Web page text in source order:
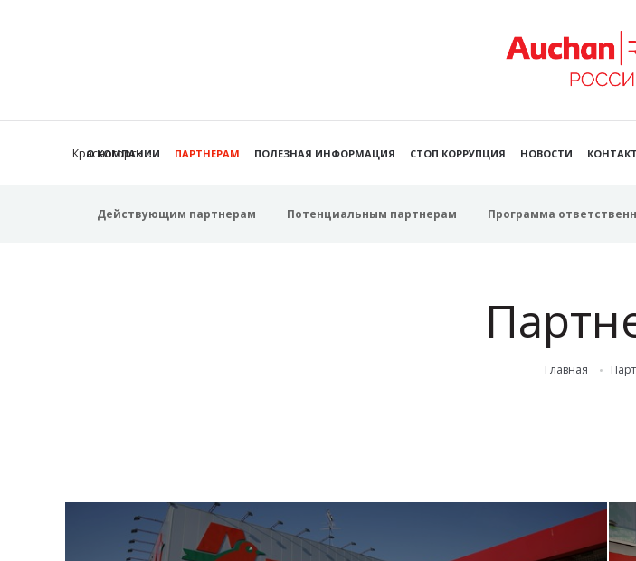
Красногорск
О КОМПАНИИ ПАРТНЕРАМ ПОЛЕЗНАЯ ИНФОРМАЦИЯ СТОП КОРРУПЦИЯ НОВОСТИ
Действующим партнерам Потенциальным партнерам Программа
Главная